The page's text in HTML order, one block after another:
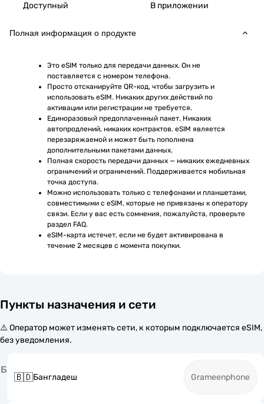
Доступный В приложении
Полная информация о продукте
Это eSIM только для передачи данных. Он не
поставляется с номером телефона.
Просто отсканируйте QR-код, чтобы загрузить и
использовать eSIM. Никаких других действий по
активации или регистрации не требуется.
Единоразовый предоплаченный пакет. Никаких
автопродлений, никаких контрактов. eSIM является
перезаряжаемой и может быть пополнена
дополнительными пакетами данных.
Полная скорость передачи данных — никаких ежедневных
ограничений и ограничений. Поддерживается мобильная
точка доступа.
Можно использовать только с телефонами и планшетами,
совместимыми с eSIM, которые не привязаны к оператору
связи. Если у вас есть сомнения, пожалуйста, проверьте
раздел FAQ.
eSIM-карта истечет, если не будет активирована в
течение 2 месяцев с момента покупки.
Пункты назначения и сети
⚠️ Оператор может изменять сети, к которым подключается eSIM,
без уведомления.
Б
🇧🇩Бангладеш Grameenphone